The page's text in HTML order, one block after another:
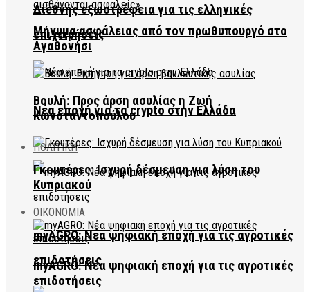
Διεθνής εξωστρέφεια για τις ελληνικές
επιχειρήσεις
Νέα εποχή για τα crypto στην Ελλάδα
ΠΟΛΙΤΙΚΗ
myAGRO: Νέα ψηφιακή εποχή για τις αγροτικές
επιδοτήσεις
Μήνυμα ασφάλειας από τον πρωθυπουργό στο
Αγαθονήσι
Βουλή: Προς άρση ασυλίας η Ζωή
Κωνσταντοπούλου
Γκουτέρες: Ισχυρή δέσμευση για λύση του
Κυπριακού
ΟΙΚΟΝΟΜΙΑ
myAGRO: Νέα ψηφιακή εποχή για τις αγροτικές
επιδοτήσεις